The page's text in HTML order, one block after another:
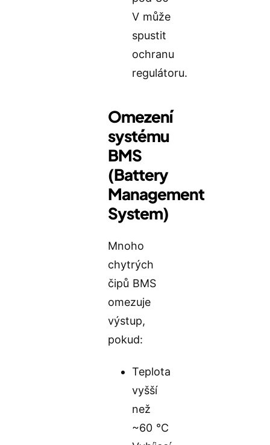
V může
spustit
ochranu
regulátoru.
Omezení
systému
BMS
(Battery
Management
System)
Mnoho
chytrých
čipů BMS
omezuje
výstup,
pokud:
Teplota
vyšší
než
~60 °C